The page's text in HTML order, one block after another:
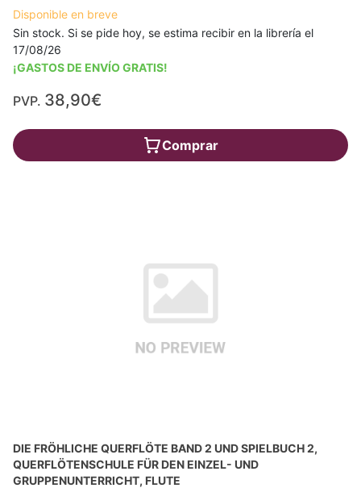
Disponible en breve
Sin stock. Si se pide hoy, se estima recibir en la librería el
17/08/26
¡GASTOS DE ENVÍO GRATIS!
PVP. 38,90€
Comprar
DIE FRÖHLICHE QUERFLÖTE BAND 2 UND SPIELBUCH 2,
QUERFLÖTENSCHULE FÜR DEN EINZEL- UND
GRUPPENUNTERRICHT, FLUTE